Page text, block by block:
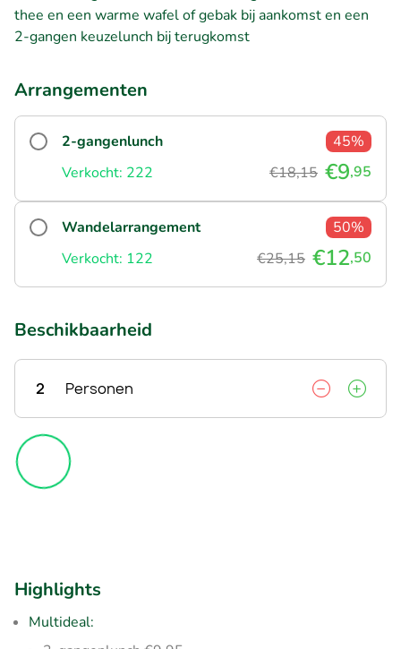
thee en een warme wafel of gebak bij aankomst en een
2-gangen keuzelunch bij terugkomst
Arrangementen
2-gangenlunch
45%
Verkocht: 222
€18,15 €9,95
Wandelarrangement
50%
Verkocht: 122
€25,15 €12,50
Beschikbaarheid
2 Personen
Highlights
Multideal: